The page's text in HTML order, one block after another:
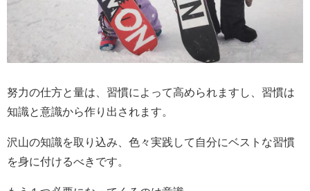
努力の仕方と量は、習慣によって高められますし、習慣は
知識と意識から作り出されます。
沢山の知識を取り込み、色々実践して自分にベストな習慣
を身に付けるべきです。